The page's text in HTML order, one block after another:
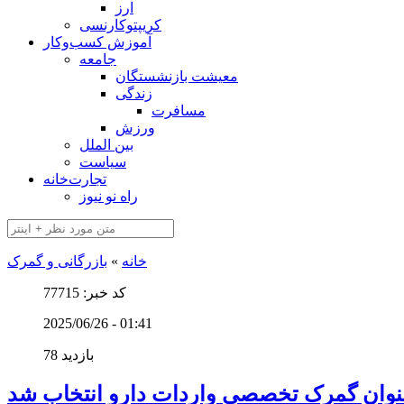
ارز
کریپتوکارنسی
آموزش کسب‌وکار
جامعه
معیشت بازنشستگان
زندگی
مسافرت
ورزش
بین الملل
سیاست
تجارت‌خانه
راه نو نیوز
خانه » بازرگانی و گمرک
کد خبر: 77715
2025/06/26 - 01:41
78 بازدید
گمرک تخصصی واردات دارو انتخاب شد